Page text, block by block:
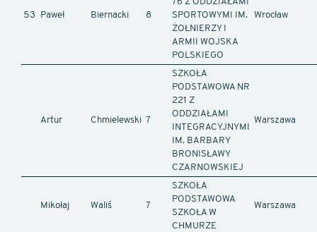
53 Paweł Biernacki 8
76 Z ODDZIAŁAMI
SPORTOWYMI IM.
ŻOŁNIERZY I
ARMII WOJSKA
POLSKIEGO
Wrocław
Artur Chmielewski 7
SZKOŁA
PODSTAWOWA NR
221 Z
ODDZIAŁAMI
INTEGRACYJNYMI
IM. BARBARY
BRONISŁAWY
CZARNOWSKIEJ
Warszawa
Mikołaj Waliś 7
SZKOŁA
PODSTAWOWA
SZKOŁA W
CHMURZE
Warszawa